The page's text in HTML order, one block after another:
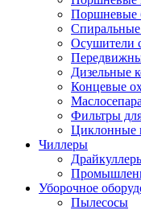
Поршневые
Спиральные
Осушители
Дизельные
Концевые
Фильтры
Циклонные
Чиллеры
Уборочное
Пылесосы